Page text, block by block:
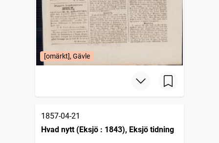
[omärkt], Gävle
1857-04-21
Hvad nytt (Eksjö : 1843), Eksjö tidning